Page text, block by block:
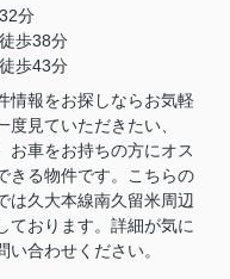
分
歩38分
歩43分
情報をお探しならお気軽
見ていただきたい、
お車をお持ちの方にオス
きる物件です。こちらの
は久大本線南久留米周辺
ております。詳細が気に
合わせください。